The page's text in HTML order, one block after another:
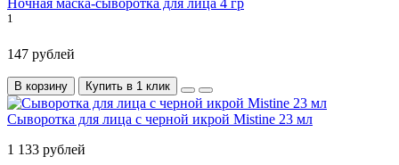
Ночная маска-сыворотка для лица 4 гр
1
147 рублей
В корзину Купить в 1 клик
Сыворотка для лица с черной икрой Mistine 23 мл
1 133 рублей